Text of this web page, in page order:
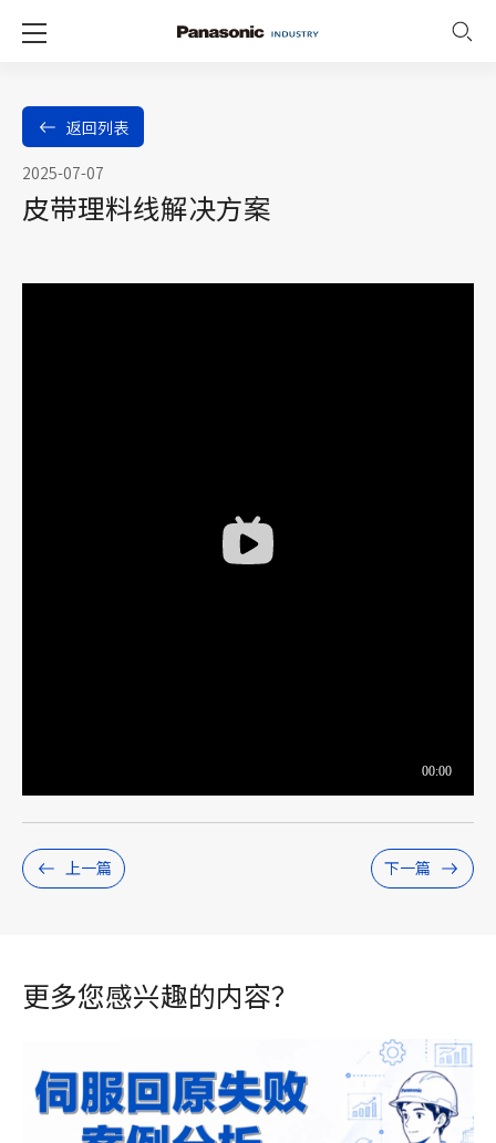
返回列表
2025-07-07
皮带理料线解决方案
上一篇 下一篇
更多您感兴趣的内容？